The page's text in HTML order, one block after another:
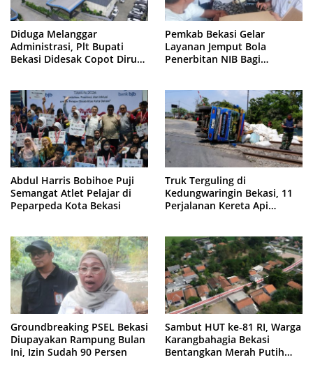
Diduga Melanggar
Administrasi, Plt Bupati
Bekasi Didesak Copot Dirum
Pemkab Bekasi Gelar
Layanan Jemput Bola
Penerbitan NIB Bagi
Abdul Harris Bobihoe Puji
Semangat Atlet Pelajar di
Peparpeda Kota Bekasi
Truk Terguling di
Kedungwaringin Bekasi, 11
Perjalanan Kereta Api
Groundbreaking PSEL Bekasi
Diupayakan Rampung Bulan
Ini, Izin Sudah 90 Persen
Sambut HUT ke-81 RI, Warga
Karangbahagia Bekasi
Bentangkan Merah Putih